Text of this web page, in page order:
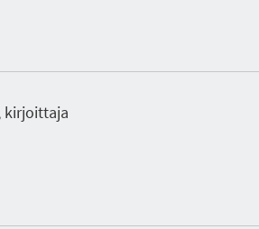
kirjoittaja